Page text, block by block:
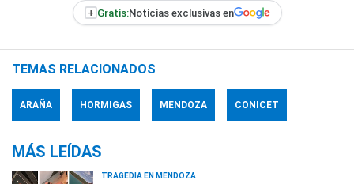
+ Gratis:Noticias exclusivas en
TEMAS RELACIONADOS
ARAÑA HORMIGAS MENDOZA CONICET
MÁS LEÍDAS
TRAGEDIA EN MENDOZA